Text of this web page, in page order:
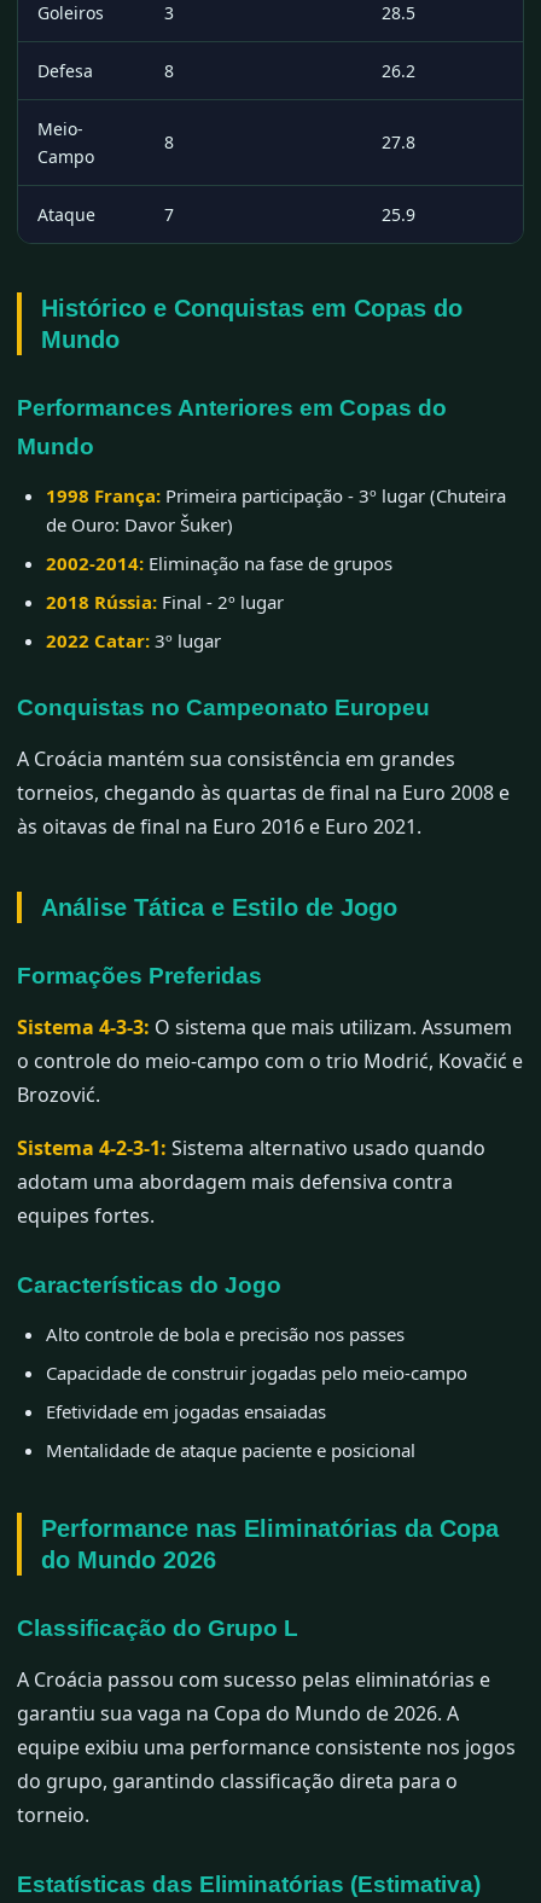
Goleiros 3 28.5
Defesa 8 26.2
Meio-
Campo
8 27.8
Ataque 7 25.9
Histórico e Conquistas em Copas do
Mundo
Performances Anteriores em Copas do
Mundo
1998 França: Primeira participação - 3º lugar (Chuteira
de Ouro: Davor Šuker)
2002-2014: Eliminação na fase de grupos
2018 Rússia: Final - 2º lugar
2022 Catar: 3º lugar
Conquistas no Campeonato Europeu
A Croácia mantém sua consistência em grandes
torneios, chegando às quartas de final na Euro 2008 e
às oitavas de final na Euro 2016 e Euro 2021.
Análise Tática e Estilo de Jogo
Formações Preferidas
Sistema 4-3-3: O sistema que mais utilizam. Assumem
o controle do meio-campo com o trio Modrić, Kovačić e
Brozović.
Sistema 4-2-3-1: Sistema alternativo usado quando
adotam uma abordagem mais defensiva contra
equipes fortes.
Características do Jogo
Alto controle de bola e precisão nos passes
Capacidade de construir jogadas pelo meio-campo
Efetividade em jogadas ensaiadas
Mentalidade de ataque paciente e posicional
Performance nas Eliminatórias da Copa
do Mundo 2026
Classificação do Grupo L
A Croácia passou com sucesso pelas eliminatórias e
garantiu sua vaga na Copa do Mundo de 2026. A
equipe exibiu uma performance consistente nos jogos
do grupo, garantindo classificação direta para o
torneio.
Estatísticas das Eliminatórias (Estimativa)